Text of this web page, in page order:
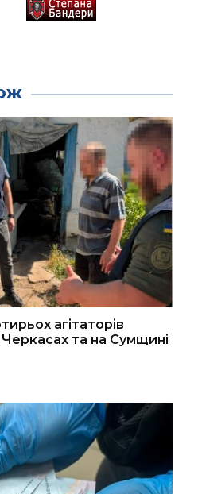
агітаторів
та на Сумщині